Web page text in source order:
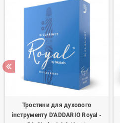
Тростини для духового
інструменту D'ADDARIO Royal -